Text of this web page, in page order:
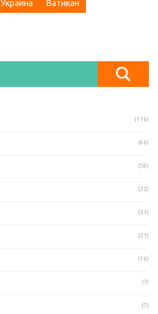
Украина Ватикан
(116)
(66)
(58)
(32)
(31)
(21)
(16)
(7)
(7)